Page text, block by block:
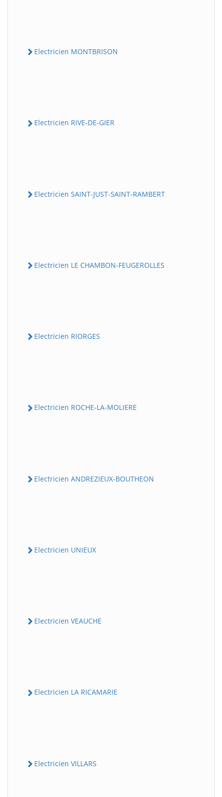
Electricien MONTBRISON
Electricien RIVE-DE-GIER
Electricien SAINT-JUST-SAINT-RAMBERT
Electricien LE CHAMBON-FEUGEROLLES
Electricien RIORGES
Electricien ROCHE-LA-MOLIERE
Electricien ANDREZIEUX-BOUTHEON
Electricien UNIEUX
Electricien VEAUCHE
Electricien LA RICAMARIE
Electricien VILLARS